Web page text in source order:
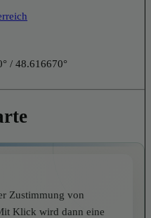
/ 48.616670°
Zustimmung von
Klick wird dann eine